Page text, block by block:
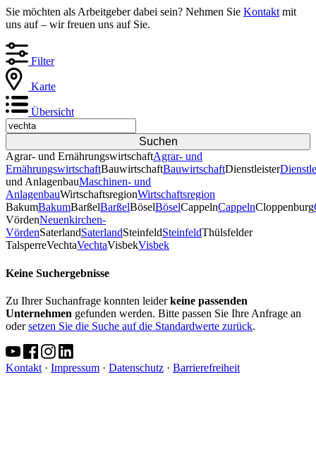
Sie möchten als Arbeitgeber dabei sein? Nehmen Sie Kontakt mit
uns auf – wir freuen uns auf Sie.
Filter
Karte
Übersicht
Agrar- und ErnährungswirtschaftAgrar- und
ErnährungswirtschaftBauwirtschaftBauwirtschaftDienstleister
und AnlagenbauMaschinen- und
AnlagenbauWirtschaftsregionWirtschaftsregion
BakumBakumBarßelBarßelBöselBöselCappelnCappelnCloppenburg
VördenNeuenkirchen-
VördenSaterlandSaterlandSteinfeldSteinfeldThülsfelder
TalsperreVechtaVechtaVisbekVisbek
Keine Suchergebnisse
Zu Ihrer Suchanfrage konnten leiderkeine passenden
Unternehmen gefunden werden. Bitte passen Sie Ihre Anfrage an
odersetzen Sie die Suche auf die Standardwerte zurück.
Kontakt · Impressum · Datenschutz · Barrierefreiheit